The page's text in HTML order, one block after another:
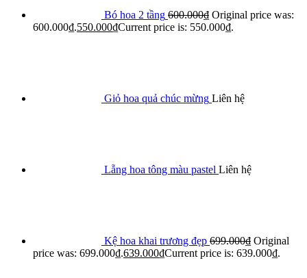
Bó hoa 2 tầng 600.000₫ Original price was:
600.000₫.550.000₫Current price is: 550.000₫.
Giỏ hoa quả chúc mừng Liên hệ
Lẵng hoa tông màu pastel Liên hệ
Kệ hoa khai trương đẹp 699.000₫ Original
price was: 699.000₫.639.000₫Current price is: 639.000₫.